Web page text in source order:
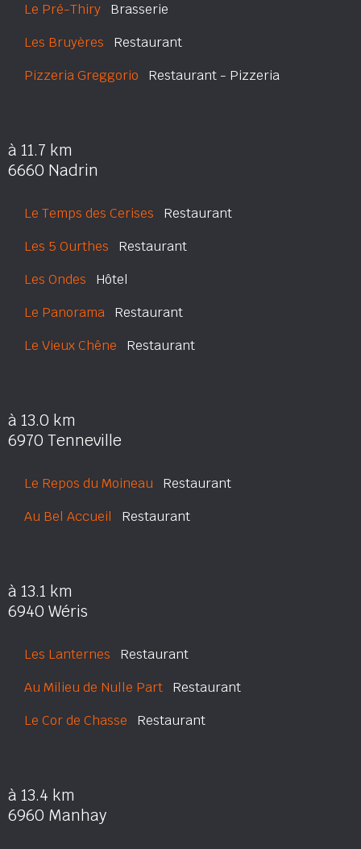
Le Pré-Thiry Brasserie
Les Bruyères Restaurant
Pizzeria Greggorio Restaurant - Pizzeria
à 11.7 km
6660 Nadrin
Le Temps des Cerises Restaurant
Les 5 Ourthes Restaurant
Les Ondes Hôtel
Le Panorama Restaurant
Le Vieux Chêne Restaurant
à 13.0 km
6970 Tenneville
Le Repos du Moineau Restaurant
Au Bel Accueil Restaurant
à 13.1 km
6940 Wéris
Les Lanternes Restaurant
Au Milieu de Nulle Part Restaurant
Le Cor de Chasse Restaurant
à 13.4 km
6960 Manhay